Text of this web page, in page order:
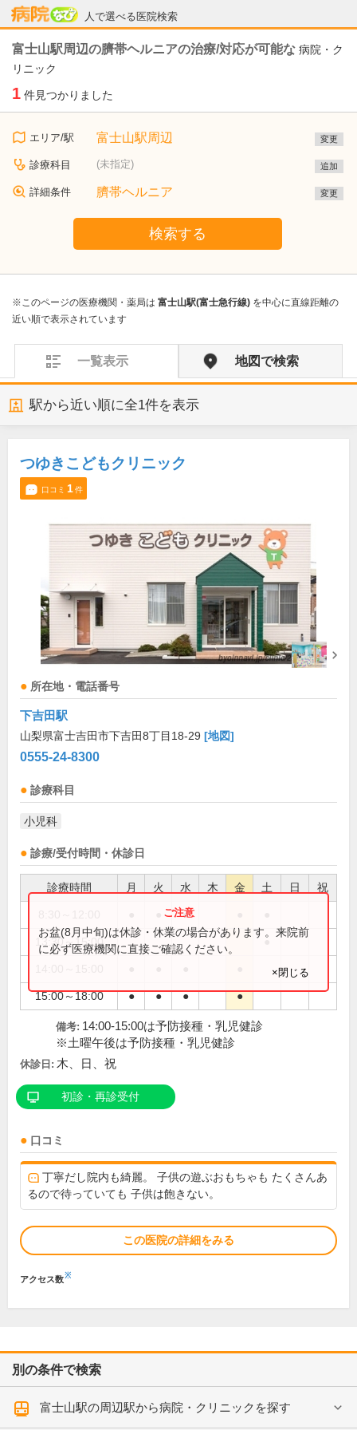
人で選べる医院検索
病院なび
富士山駅周辺の臍帯ヘルニアの治療/対応が可能な 病院・ク
リニック
1 件見つかりました
エリア/駅 富士山駅周辺 変更
診療科目 (未指定) 追加
詳細条件 臍帯ヘルニア 変更
検索する
※このページの医療機関・薬局は 富士山駅(富士急行線) を中心に直線距離の
近い順で表示されています
一覧表示 地図で検索
駅から近い順に全1件を表示
つゆきこどもクリニック
口コミ 1件
所在地・電話番号
下吉田駅
山梨県富士吉田市下吉田8丁目18-29 [地図]
0555-24-8300
診療科目
小児科
診療/受付時間・休診日
診療時間 月 火 水 木 金 土 日 祝
●
13:30～15:00 ●
15:00～18:00 ● ● ● ●
お盆(8月中旬)は休診・休業の場合があります。来院前
に必ず医療機関に直接ご確認ください。
×閉じる
備考: 14:00-15:00は予防接種・乳児健診
※土曜午後は予防接種・乳児健診
休診日: 木、日、祝
初診・再診受付
口コミ
丁寧だし院内も綺麗。 子供の遊ぶおもちゃも たくさんあ
るので待っていても 子供は飽きない。
この医院の詳細をみる
アクセス数※
別の条件で検索
富士山駅の周辺駅から病院・クリニックを探す